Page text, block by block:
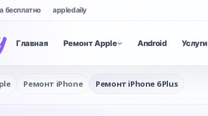
бесплатно appledaily
Главная Ремонт Apple Android Услуги
Ремонт iPhone Ремонт iPhone 6 Plus